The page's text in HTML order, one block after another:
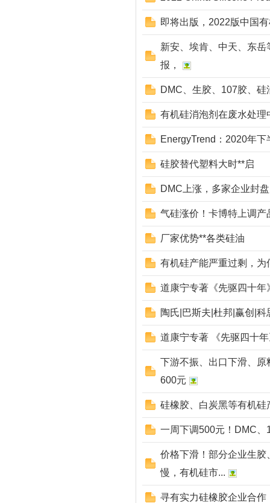
即将出版，2022版中国
新安、埃肯、中天、东
报，
DMC、生胶、107胶、
有机硅消泡剂在废水处理
EnergyTrend：2020年
硅胶替代塑料大时**启
DMC上涨，多家企业封
气硅涨价！卡博特上调产
厂家优势**各类硅油
有机硅产能严重过剩，为
道康宁专著《先驱四十年
陶氏|巴斯夫|杜邦|赢创|
道康宁专著 《先驱四十
下游不振、出口下滑、
600元
硅橡胶、白炭黑等有机硅
一周下调500元！DMC
价格下滑！部分企业生
慢，有机硅市...
寻有实力硅橡胶企业合作